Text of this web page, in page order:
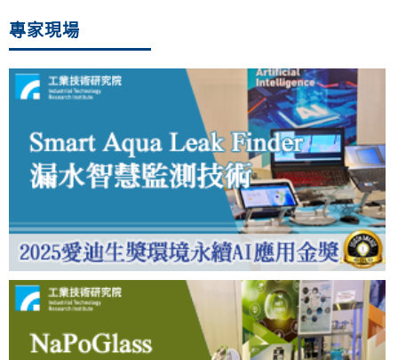
專家現場